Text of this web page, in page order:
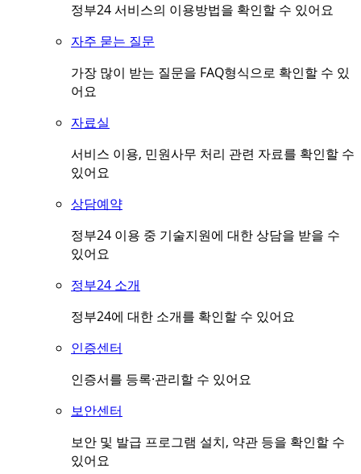
정부24 서비스의 이용방법을 확인할 수 있어요
자주 묻는 질문
가장 많이 받는 질문을 FAQ형식으로 확인할 수 있
어요
자료실
서비스 이용, 민원사무 처리 관련 자료를 확인할 수
있어요
상담예약
정부24 이용 중 기술지원에 대한 상담을 받을 수
있어요
정부24 소개
정부24에 대한 소개를 확인할 수 있어요
인증센터
인증서를 등록·관리할 수 있어요
보안센터
보안 및 발급 프로그램 설치, 약관 등을 확인할 수
있어요